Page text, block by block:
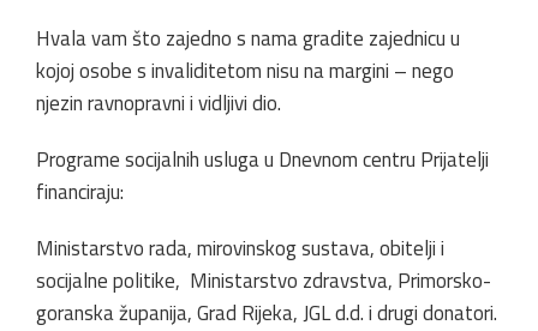
Hvala vam što zajedno s nama gradite zajednicu u
kojoj osobe s invaliditetom nisu na margini – nego
njezin ravnopravni i vidljivi dio.
Programe socijalnih usluga u Dnevnom centru Prijatelji
financiraju:
Ministarstvo rada, mirovinskog sustava, obitelji i
socijalne politike, Ministarstvo zdravstva, Primorsko-
goranska županija, Grad Rijeka, JGL d.d. i drugi donatori.